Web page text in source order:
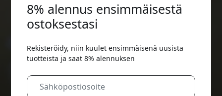
8% alennus ensimmäisestä
ostoksestasi
Rekisteröidy, niin kuulet ensimmäisenä uusista
tuotteista ja saat 8% alennuksen
Käytä tätä koodia kassalla saadaksesi 8%
alennuksen.